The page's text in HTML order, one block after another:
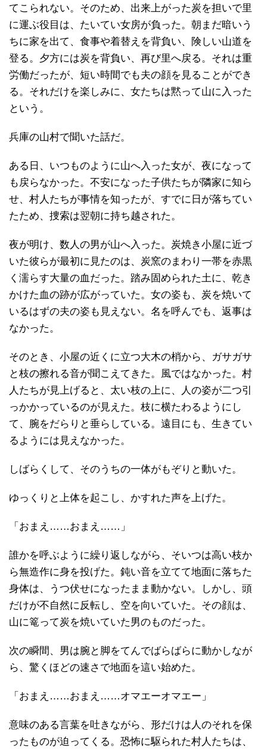
てこられない。そのため、出来上がった炭を担いで里
に運ぶ役目は、たいてい女房が負った。朝まだ暗いう
ちに家を出て、食事や着替えを背負い、険しい山道を
登る。夕方には炭を背負い、再び里へ戻る。それは重
労働だったが、短い時間でも夫の顔を見ることができ
る。それだけを楽しみに、女たちは黙って山に入った
という。
兵庫の山村で聞いた話だ。
ある日、いつものように山へ入った女が、夜になって
も戻らなかった。不安になった子供たちが隣家に知ら
せ、村人たちが事情を知ったが、すでに日が落ちてい
たため、捜索は翌朝に持ち越された。
夜が明け、数人の男が山へ入った。炭焼き小屋に近づ
いた彼らが最初に見たのは、炭窯のまわり一帯を赤黒
く濡らす大量の血だった。踏み固められた土に、乾き
かけた血の跡が広がっていた。女の姿も、炭を焼いて
いるはずの夫の姿も見えない。名を呼んでも、返事は
なかった。
そのとき、小屋の近くに立つ大木の梢から、ガサガサ
と枝の擦れる音が聞こえてきた。風ではなかった。村
人たちが見上げると、太い枝の上に、人の姿が二つ引
っかかっているのが見えた。枝に横たわるようにし
て、腕をだらりと垂らしている。遠目にも、生きてい
るようには見えなかった。
しばらくして、そのうちの一体がもぞりと動いた。
ゆっくりと上体を起こし、かすれた声を上げた。
「おまえ……おまえ……」
誰かを呼ぶように繰り返しながら、そいつは高い枝か
ら無造作に身を投げた。鈍い音を立てて地面に落ちた
身体は、うつ伏せになったまま動かない。しかし、頭
だけが不自然に反転し、空を向いていた。その顔は、
山に篭って炭を焼いていた男のものだった。
次の瞬間、男は腕と脚をてんでばらばらに動かしなが
ら、驚くほどの速さで地面を這い始めた。
「おまえ……おまえ……オマエーオマエー」
意味のある言葉を吐きながら、形だけは人のそれを保
ったものが迫ってくる。恐怖に駆られた村人たちは、